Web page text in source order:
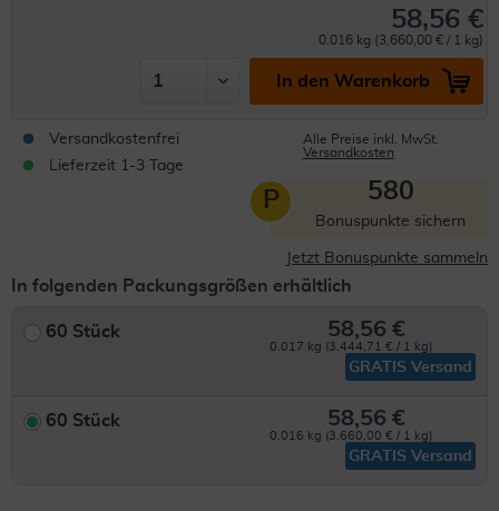
58,56 €
0.016 kg (3.660,00 € / 1 kg)
In den Warenkorb
Versandkostenfrei
Lieferzeit 1-3 Tage
Alle Preise inkl. MwSt.
Versandkosten
P 580
Bonuspunkte sichern
Jetzt Bonuspunkte sammeln
In folgenden Packungsgrößen erhältlich
60 Stück 58,56 €
0.017 kg (3.444,71 € / 1 kg)
GRATIS Versand
60 Stück 58,56 €
0.016 kg (3.660,00 € / 1 kg)
GRATIS Versand